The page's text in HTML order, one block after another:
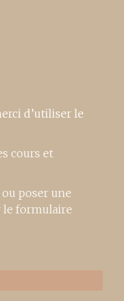
d’utiliser le
cours et
poser une
le formulaire